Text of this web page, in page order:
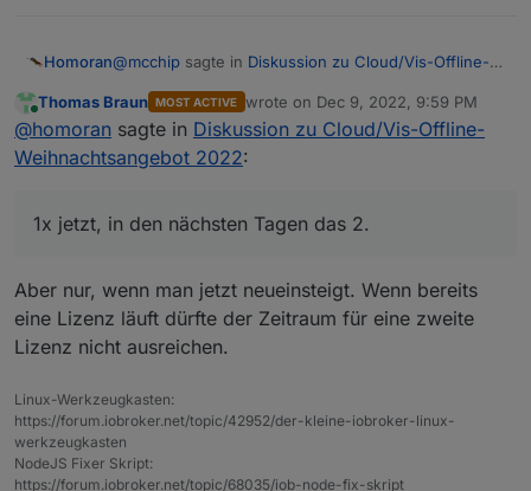
Homoran@mcchip sagte in Diskussion zu Cloud/Vis-Offline-
Kann ich jetzt 2 Jahre kaufen oder geht das
nicht!?
1x jetzt, in den nächsten Tagen das 2.
Online
Thomas Braun MOST ACTIVE wrote on Dec 9, 2022, 9:59 PM
last edited by
@homoran sagte in Diskussion zu Cloud/Vis-Offline-
Weihnachtsangebot 2022:
1x jetzt, in den nächsten Tagen das 2.
Aber nur, wenn man jetzt neueinsteigt. Wenn bereits
eine Lizenz läuft dürfte der Zeitraum für eine zweite
Lizenz nicht ausreichen.
Linux-Werkzeugkasten:
https://forum.iobroker.net/topic/42952/der-kleine-iobroker-linux-
werkzeugkasten
NodeJS Fixer Skript:
https://forum.iobroker.net/topic/68035/iob-node-fix-skript